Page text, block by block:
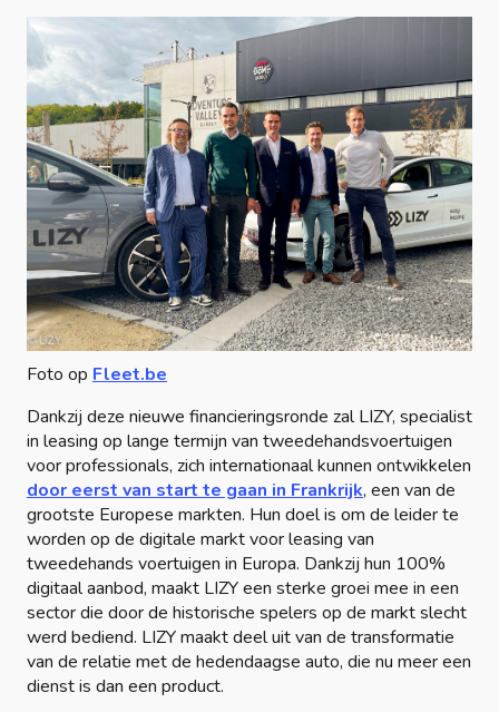
Foto op Fleet.be
Dankzij deze nieuwe financieringsronde zal LIZY, specialist
in leasing op lange termijn van tweedehandsvoertuigen
voor professionals, zich internationaal kunnen ontwikkelen
door eerst van start te gaan in Frankrijk, een van de
grootste Europese markten. Hun doel is om de leider te
worden op de digitale markt voor leasing van
tweedehands voertuigen in Europa. Dankzij hun 100%
digitaal aanbod, maakt LIZY een sterke groei mee in een
sector die door de historische spelers op de markt slecht
werd bediend. LIZY maakt deel uit van de transformatie
van de relatie met de hedendaagse auto, die nu meer een
dienst is dan een product.